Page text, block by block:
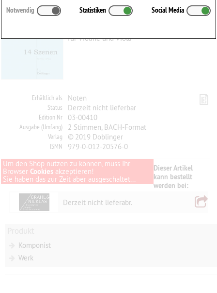
14 Szenen
für Violine und Viola
Erhältlich als Noten
Status Derzeit nicht lieferbar
Edition Nr 03-00410
Ausgabe (Umfang) 2 Stimmen, BACH-Format
Verlag © 2019 Doblinger
ISMN
979-0-012-20576-0
Um den Shop nutzen zu können, muss Ihr
Browser Cookies akzeptieren!
Sie haben das zur Zeit aber ausgeschaltet...
Dieser Artikel
kann bestellt
werden bei:
Derzeit nicht lieferabr.
Komponist
Werk
Notwendig Statistiken Social Media